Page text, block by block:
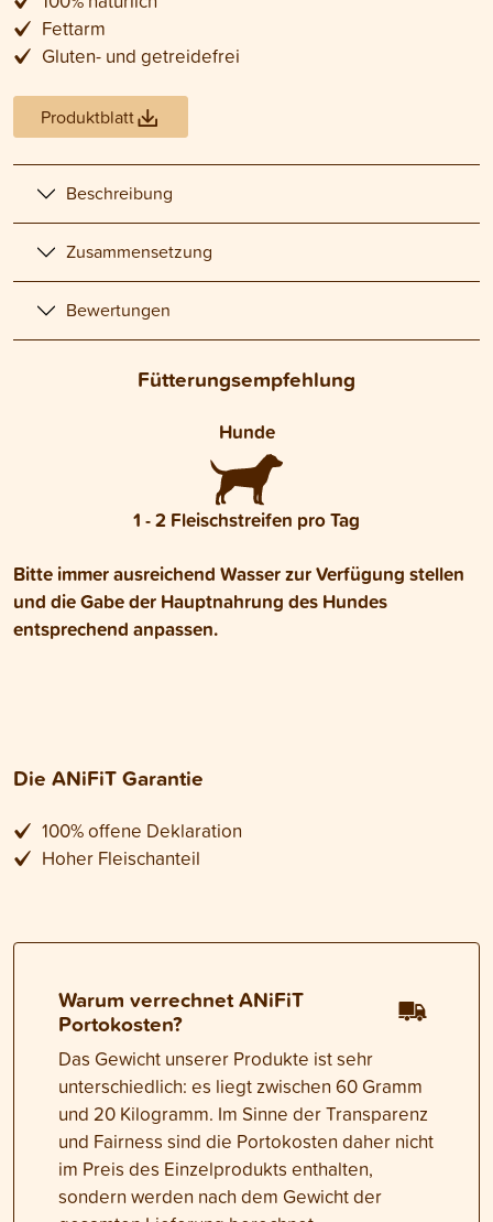
Fettarm
Gluten- und getreidefrei
Produktblatt
Beschreibung
Zusammensetzung
Bewertungen
Fütterungsempfehlung
Hunde
1 - 2 Fleischstreifen pro Tag
Bitte immer ausreichend Wasser zur Verfügung stellen
und die Gabe der Hauptnahrung des Hundes
entsprechend anpassen.
Die ANiFiT Garantie
100% offene Deklaration
Hoher Fleischanteil
Warum verrechnet ANiFiT
Portokosten?
Das Gewicht unserer Produkte ist sehr
unterschiedlich: es liegt zwischen 60 Gramm
und 20 Kilogramm. Im Sinne der Transparenz
und Fairness sind die Portokosten daher nicht
im Preis des Einzelprodukts enthalten,
sondern werden nach dem Gewicht der